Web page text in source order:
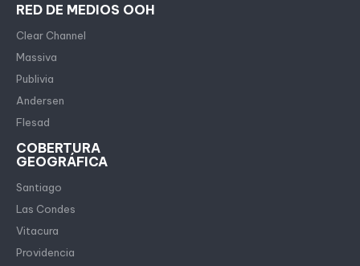
RED DE MEDIOS OOH
Clear Channel
Massiva
Publivia
Andersen
Flesad
COBERTURA
GEOGRÁFICA
Santiago
Las Condes
Vitacura
Providencia